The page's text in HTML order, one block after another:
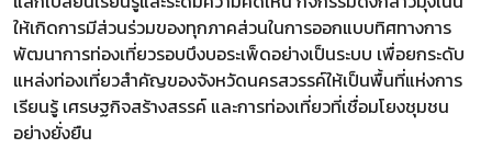
ให้เกิดการมีส่วนร่วมของทุกภาคส่วนในการออกแบบทิศทางการ
พัฒนาการท่องเที่ยวรอบบึงบอระเพ็ดอย่างเป็นระบบ เพื่อยกระดับ
แหล่งท่องเที่ยวสำคัญของจังหวัดนครสวรรค์ให้เป็นพื้นที่แห่งการ
เรียนรู้ เศรษฐกิจสร้างสรรค์ และการท่องเที่ยวที่เชื่อมโยงชุมชน
อย่างยั่งยืน